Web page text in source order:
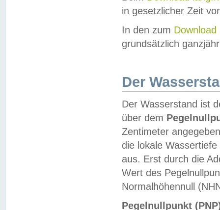
in gesetzlicher Zeit
In den zum Download
grundsätzlich
Der
Der Wasserstand ist
über dem
Zentimeter
die lokale
aus. Erst durch die
Wert des
Normalhöhennull
Pegelnullpunkt